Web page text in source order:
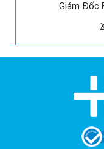
Giám Đốc